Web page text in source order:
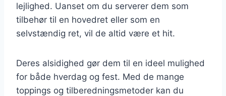
lejlighed. Uanset om du serverer dem som
tilbehør til en hovedret eller som en
selvstændig ret, vil de altid være et hit.
Deres alsidighed gør dem til en ideel mulighed
for både hverdag og fest. Med de mange
toppings og tilberedningsmetoder kan du